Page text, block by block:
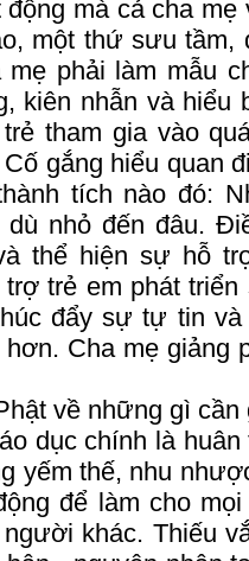
mà cả cha mẹ
một thứ sưu tầm,
mẹ phải làm mẫu
kiên nhẫn và hiểu
tham gia vào
gắng hiểu quan
tích nào đó:
nhỏ đến đâu.
thể hiện sự hỗ
trẻ em phát
đẩy sự tự tin và
Cha mẹ giảng
về những gì
dục chính là
yếm thế, nhu
để làm cho
khác. Thiếu